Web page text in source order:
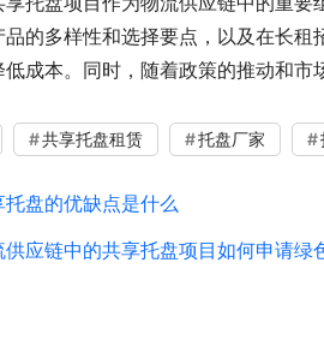
品的多样性和选择要点，以及在长
成本。同时，随着政策的推动和
共享托盘租赁 托盘厂家
托盘的优缺点是什么
供应链中的共享托盘项目如何申请绿